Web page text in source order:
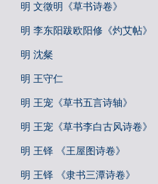
明 文徵明《草书诗卷》
明 李东阳跋欧阳修《灼艾帖》
明 沈粲
明 王守仁
明 王宠《草书五言诗轴》
明 王宠《草书李白古风诗卷》
明 王铎 《王屋图诗卷》
明 王铎 《隶书三潭诗卷》